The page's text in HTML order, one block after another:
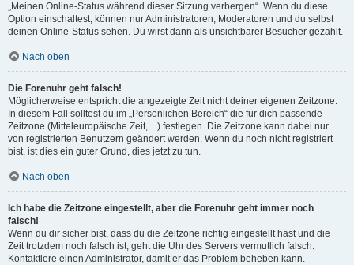
„Meinen Online-Status während dieser Sitzung verbergen“. Wenn du diese
Option einschaltest, können nur Administratoren, Moderatoren und du selbst
deinen Online-Status sehen. Du wirst dann als unsichtbarer Besucher gezählt.
Nach oben
Die Forenuhr geht falsch!
Möglicherweise entspricht die angezeigte Zeit nicht deiner eigenen Zeitzone.
In diesem Fall solltest du im „Persönlichen Bereich“ die für dich passende
Zeitzone (Mitteleuropäische Zeit, ...) festlegen. Die Zeitzone kann dabei nur
von registrierten Benutzern geändert werden. Wenn du noch nicht registriert
bist, ist dies ein guter Grund, dies jetzt zu tun.
Nach oben
Ich habe die Zeitzone eingestellt, aber die Forenuhr geht immer noch
falsch!
Wenn du dir sicher bist, dass du die Zeitzone richtig eingestellt hast und die
Zeit trotzdem noch falsch ist, geht die Uhr des Servers vermutlich falsch.
Kontaktiere einen Administrator, damit er das Problem beheben kann.